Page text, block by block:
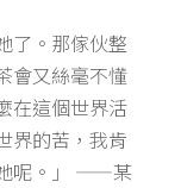
了。那傢伙整
會又絲毫不懂
在這個世界活
界的苦，我肯
呢。」 ——某